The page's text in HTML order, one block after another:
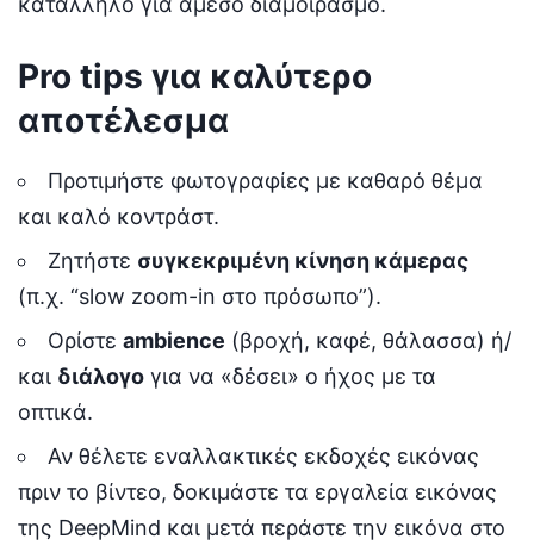
Pro tips για καλύτερο
αποτέλεσμα
Προτιμήστε φωτογραφίες με καθαρό θέμα
και καλό κοντράστ.
Ζητήστε συγκεκριμένη κίνηση κάμερας
(π.χ. “slow zoom-in στο πρόσωπο”).
Ορίστε ambience (βροχή, καφέ, θάλασσα) ή/
και διάλογο για να «δέσει» ο ήχος με τα
οπτικά.
Αν θέλετε εναλλακτικές εκδοχές εικόνας
πριν το βίντεο, δοκιμάστε τα εργαλεία εικόνας
της DeepMind και μετά περάστε την εικόνα στο